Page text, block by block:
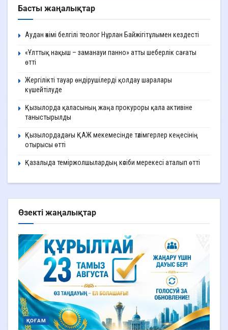
Басты жаңалықтар
Аудан әкімі белгілі теолог Нұрлан Байжігітұлымен кездесті
«Ұлттық нақыш – заманауи панно» атты шеберлік сағаты
өтті
Жергілікті тауар өндірушілерді қолдау шаралары
күшейтілуде
Қызылорда қаласының жаңа прокуроры қала активіне
таныстырылды
Қызылордадағы ҚАЖ мекемесінде тәлімгерлер кеңесінің
отырысы өтті
Қазалыда теміржолшылардың кәсіби мерекесі аталып өтті
Өзекті жаңалықтар
ҚОҒАМ